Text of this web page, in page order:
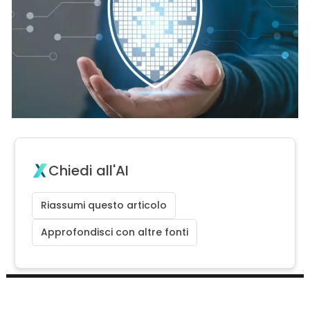
Chiedi all'AI
Riassumi questo articolo
Approfondisci con altre fonti